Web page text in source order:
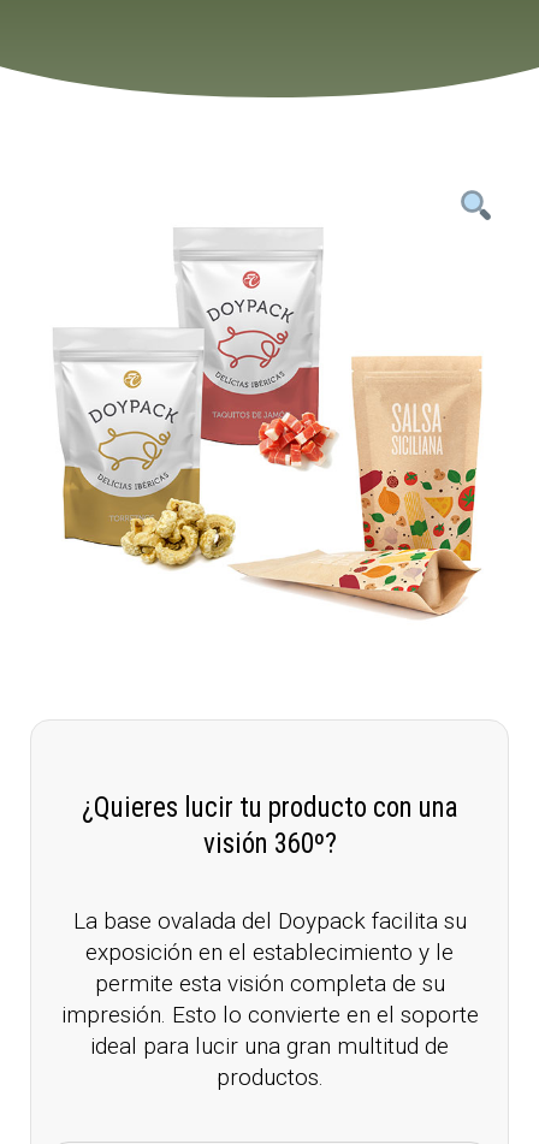
¿Quieres lucir tu producto con una
visión 360º?
La base ovalada del Doypack facilita su
exposición en el establecimiento y le
permite esta visión completa de su
impresión. Esto lo convierte en el soporte
ideal para lucir una gran multitud de
productos.